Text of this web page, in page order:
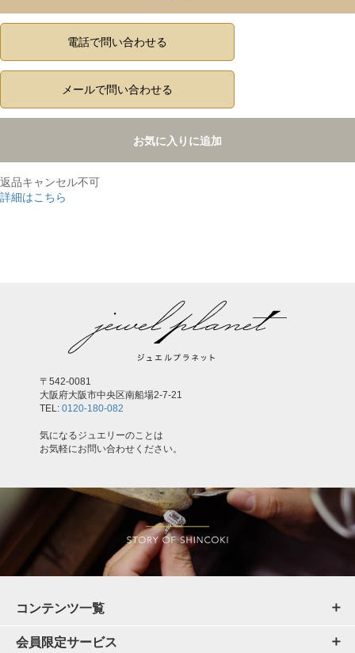
電話で問い合わせる
メールで問い合わせる
お気に入りに追加
返品キャンセル不可
詳細はこちら
〒542-0081
大阪府大阪市中央区南船場2-7-21
TEL: 0120-180-082
気になるジュエリーのことは
お気軽にお問い合わせください。
コンテンツ一覧
会員限定サービス